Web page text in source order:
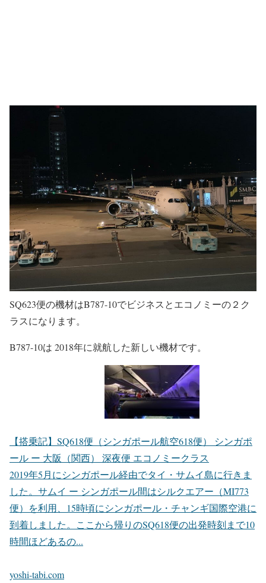
SQ623便の機材はB787-10でビジネスとエコノミーの２ク
ラスになります。
B787-10は 2018年に就航した新しい機材です。
【搭乗記】SQ618便（シンガポール航空618便） シンガポ
ール ー 大阪（関西） 深夜便 エコノミークラス
2019年5月にシンガポール経由でタイ・サムイ島に行きま
した。サムイ ー シンガポール間はシルクエアー（MI773
便）を利用、15時頃にシンガポール・チャンギ国際空港に
到着しました。ここから帰りのSQ618便の出発時刻まで10
時間ほどあるの...
yoshi-tabi.com